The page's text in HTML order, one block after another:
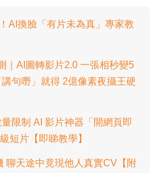
AI換臉「有片未為真」專家教
｜AI圖轉影片2.0 一張相秒變5
句嘢」就得 2億像素夜攝王硬
限制 AI 影片神器「開網頁即
短片【即睇教學】
聊天途中竟現他人真實CV【附